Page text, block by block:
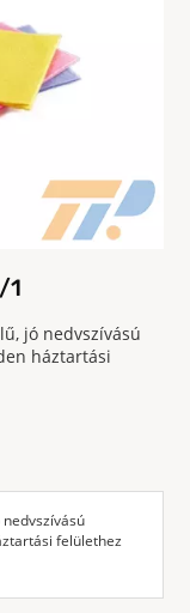
1
jó nedvszívású
háztartási
felülethez